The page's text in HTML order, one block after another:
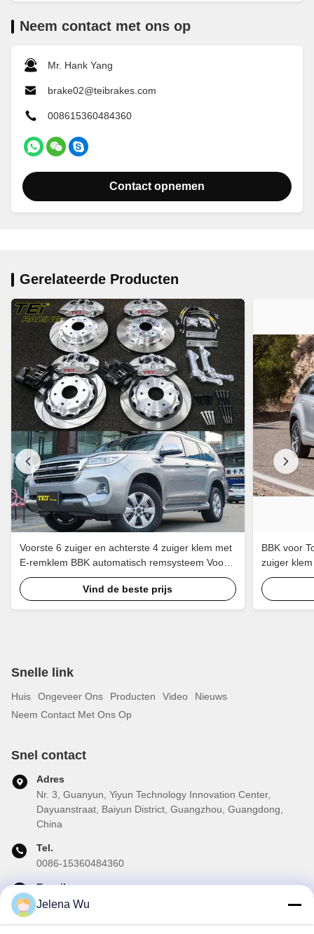
Neem contact met ons op
Mr. Hank Yang
brake02@teibrakes.com
008615360484360
Contact opnemen
Gerelateerde Producten
Voorste 6 zuiger en achterste 4 zuiger klem met
E-remklem BBK automatisch remsysteem Voor
HAVAL H9 18 inch velg
Vind de beste prijs
BBK voor
zuiger
Snelle link
Huis Ongeveer Ons Producten Video
Nieuws
Neem Contact Met Ons Op
Snel contact
Adres
Nr. 3, Guanyun, Yiyun Technology Innovation Center,
Dayuanstraat, Baiyun District, Guangzhou, Guangdong,
China
Tel.
0086-15360484360
E-mail
brake02@teibrakes.com
Jelena Wu